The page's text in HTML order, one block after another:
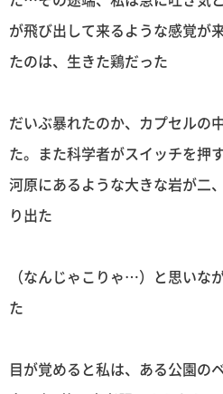
が飛び出して来るような感覚が
たのは、生きた鶏だった
だいぶ暴れたのか、カプセルの
た。また科学者がスイッチを押
河原にあるような大きな岩が二
り出た
（なんじゃこりゃ…）と思いな
た
目が覚めると私は、ある公園の